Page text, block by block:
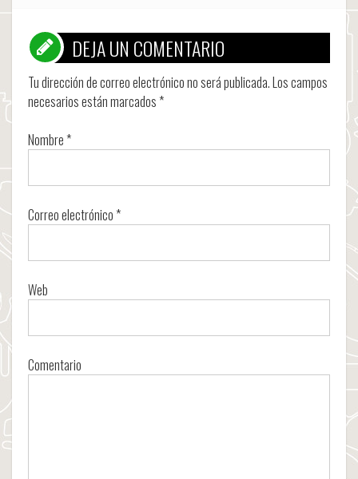
DEJA UN COMENTARIO
Tu dirección de correo electrónico no será publicada.Los campos
necesarios están marcados *
Nombre *
Correo electrónico *
Web
Comentario